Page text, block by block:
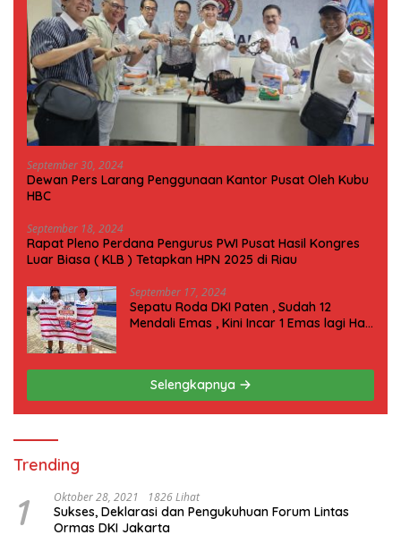
September 30, 2024
Dewan Pers Larang Penggunaan Kantor Pusat Oleh Kubu
HBC
September 18, 2024
Rapat Pleno Perdana Pengurus PWI Pusat Hasil Kongres
Luar Biasa ( KLB ) Tetapkan HPN 2025 di Riau
September 17, 2024
Sepatu Roda DKI Paten , Sudah 12
Mendali Emas , Kini Incar 1 Emas lagi Hari
Selengkapnya
Trending
1 Oktober 28, 2021 1826 Lihat
Sukses, Deklarasi dan Pengukuhuan Forum Lintas
Ormas DKI Jakarta